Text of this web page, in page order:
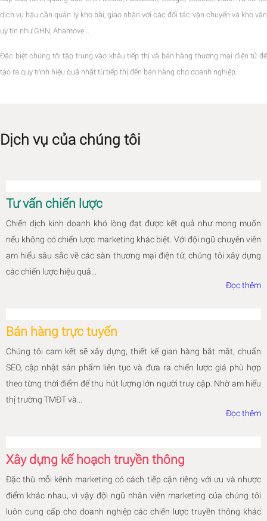
dịch vụ hậu cần quản lý kho bãi, giao nhận với các đối tác vận chuyển và kho vận
uy tín như GHN, Ahamove...
Đặc biệt chúng tôi tập trung vào khâu tiếp thị và bán hàng thương mại điện tử để
tạo ra quy trình hiệu quả nhất từ tiếp thị đến bán hàng cho doanh nghiệp.
Dịch vụ của chúng tôi
Tư vấn chiến lược
Chiến dịch kinh doanh khó lòng đạt được kết quả như mong muốn
nếu không có chiến lược marketing khác biệt. Với đội ngũ chuyên viên
am hiểu sâu sắc về các sàn thương mại điện tử, chúng tôi xây dựng
các chiến lược hiệu quả...
Đọc thêm
Bán hàng trực tuyến
Chúng tôi cam kết sẽ xây dựng, thiết kế gian hàng bắt mắt, chuẩn
SEO, cập nhật sản phẩm liên tục và đưa ra chiến lược giá phù hợp
theo từng thời điểm để thu hút lượng lớn người truy cập. Nhờ am hiểu
thị trường TMĐT và...
Đọc thêm
Xây dựng kế hoạch truyền thông
Đặc thù mỗi kênh marketing có cách tiếp cận riêng với ưu và nhược
điểm khác nhau, vì vậy đội ngũ nhân viên marketing của chúng tôi
luôn cung cấp cho doanh nghiệp các chiến lược truyền thông khác